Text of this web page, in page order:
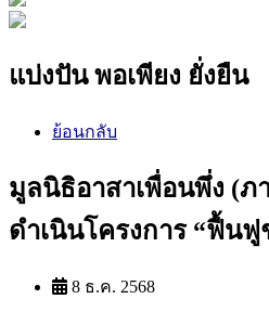
แบ่งปัน พอเพียง ยั่งยืน
ย้อนกลับ
มูลนิธิอาสาเพื่อนพึ่ง (ภ
ดำเนินโครงการ “ฟื้น
8 ธ.ค. 2568